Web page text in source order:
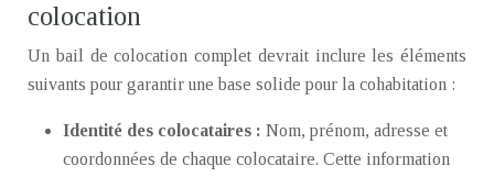
colocation
Un bail de colocation complet devrait inclure les éléments
suivants pour garantir une base solide pour la cohabitation :
Identité des colocataires : Nom, prénom, adresse et
coordonnées de chaque colocataire. Cette information